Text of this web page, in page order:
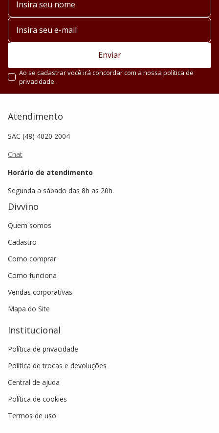
Enviar
Ao se cadastrar você irá concordar com a nossa política de
privacidade.
Atendimento
SAC (48) 4020 2004
Chat
Horário de atendimento
Segunda a sábado das 8h as 20h.
Divvino
Quem somos
Cadastro
Como comprar
Como funciona
Vendas corporativas
Mapa do Site
Institucional
Política de privacidade
Política de trocas e devoluções
Central de ajuda
Política de cookies
Termos de uso